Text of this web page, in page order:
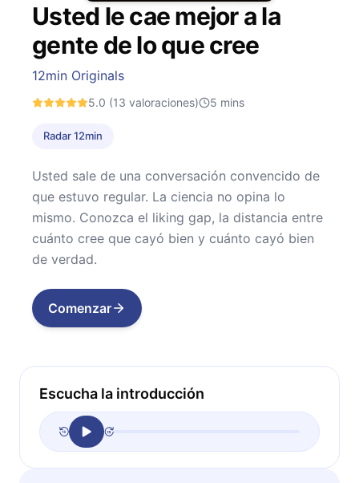
Usted le cae mejor a la
gente de lo que cree
12min Originals
5.0 (13 valoraciones) 5 mins
Radar 12min
Usted sale de una conversación convencido de
que estuvo regular. La ciencia no opina lo
mismo. Conozca el liking gap, la distancia entre
cuánto cree que cayó bien y cuánto cayó bien
de verdad.
Comenzar
Escucha la introducción